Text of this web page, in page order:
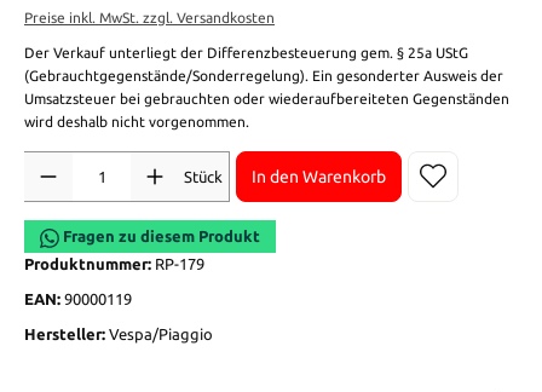
Preise inkl. MwSt. zzgl. Versandkosten
Der Verkauf unterliegt der Differenzbesteuerung gem. § 25a UStG
(Gebrauchtgegenstände/Sonderregelung). Ein gesonderter Ausweis der
Umsatzsteuer bei gebrauchten oder wiederaufbereiteten Gegenständen
wird deshalb nicht vorgenommen.
Stück
In den Warenkorb
Fragen zu diesem Produkt
Produktnummer: RP-179
EAN: 90000119
Hersteller: Vespa/Piaggio